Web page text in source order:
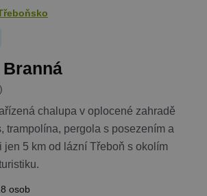
)
chalupa v oplocené zahradě
trampolína, pergola s posezením a
jen 5 km od lázní Třeboň s okolím
osob